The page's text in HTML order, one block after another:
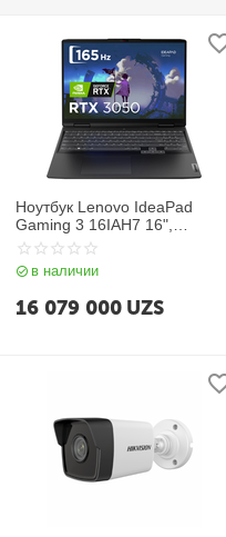
Ноутбук Lenovo IdeaPad
Gaming 3 16IAH7 16",
графитный
в наличии
16 079 000 UZS